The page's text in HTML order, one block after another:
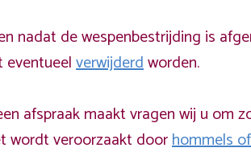
nadat de wespenbestrijding is
eventueelverwijderdworden.
afspraak maakt vragen wij u om
wordt veroorzaakt doorhommels